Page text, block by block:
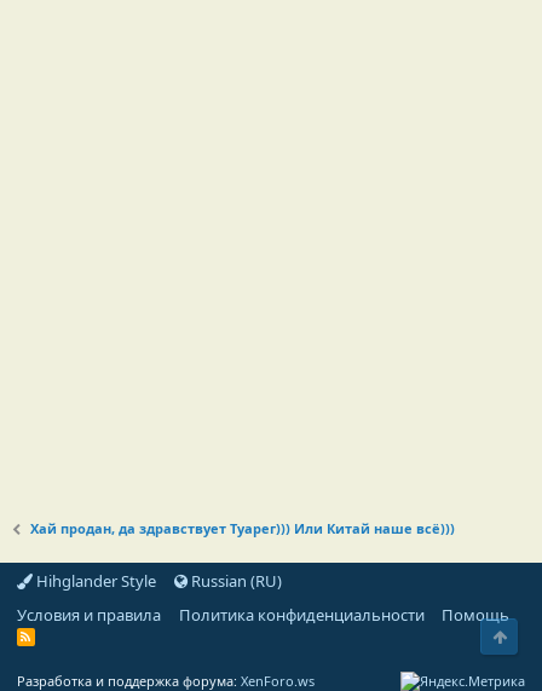
Хай продан, да здравствует Туарег))) Или Китай наше всё)))
Hihglander Style
Russian (RU)
Условия и правила
Политика конфиденциальности Помощь
R
Разработка и поддержка форума: XenForo.ws